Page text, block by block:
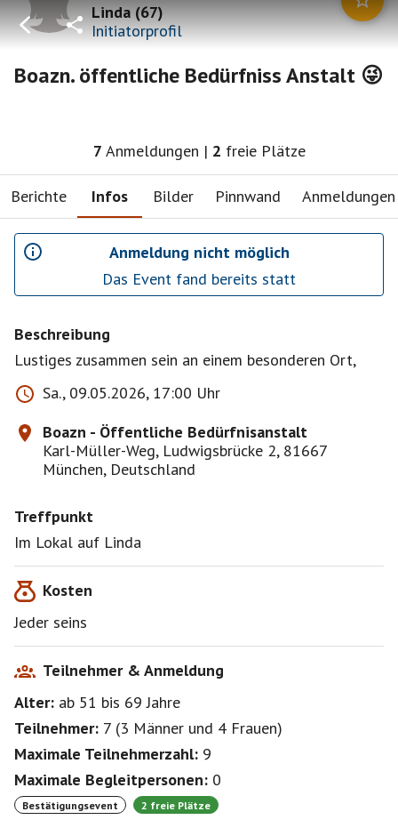
Linda(67)
Initiatorprofil
Boazn. öffentliche Bedürfniss Anstalt 😜
7 Anmeldungen | 2 freie Plätze
Berichte Infos Bilder Pinnwand Anmeldungen
Anmeldung nicht möglich
Das Event fand bereits statt
Beschreibung
Lustiges zusammen sein an einem besonderen Ort,
Sa., 09.05.2026, 17:00 Uhr
Boazn - Öffentliche Bedürfnisanstalt
Karl-Müller-Weg, Ludwigsbrücke 2, 81667
München, Deutschland
Treffpunkt
Im Lokal auf Linda
Kosten
Jeder seins
Teilnehmer & Anmeldung
Alter: ab 51 bis 69Jahre
Teilnehmer: 7 (3 Männer und 4 Frauen)
Maximale Teilnehmerzahl: 9
Maximale Begleitpersonen: 0
Bestätigungsevent 2 freie Plätze